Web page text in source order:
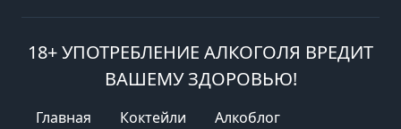
18+ УПОТРЕБЛЕНИЕ АЛКОГОЛЯ ВРЕДИТ
ВАШЕМУ ЗДОРОВЬЮ!
Главная Коктейли
Алкоблог